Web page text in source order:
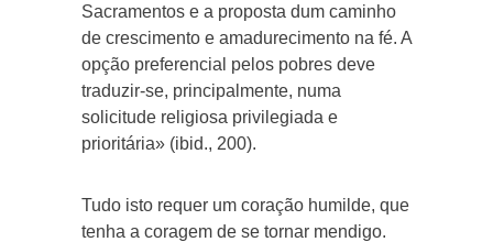
Sacramentos e a proposta dum caminho
de crescimento e amadurecimento na fé. A
opção preferencial pelos pobres deve
traduzir-se, principalmente, numa
solicitude religiosa privilegiada e
prioritária» (ibid., 200).
Tudo isto requer um coração humilde, que
tenha a coragem de se tornar mendigo.